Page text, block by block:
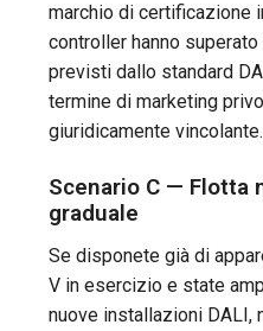
marchio di certificazione
controller hanno
previsti dallo standard
termine di marketing
giuridicamente vincolante.
Scenario C — Flotta
graduale
Se disponete già di
V in esercizio e state
nuove installazioni DALI,